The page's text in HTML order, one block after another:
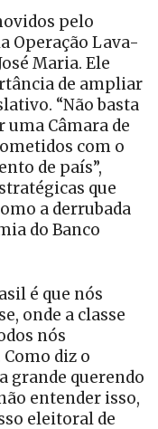
pelo
Operação Lava-
Maria. Ele
de ampliar
“Não basta
uma Câmara de
com o
de país”,
que
a derrubada
do Banco
é que nós
onde a classe
nós
diz o
grande querendo
entender isso,
eleitoral de